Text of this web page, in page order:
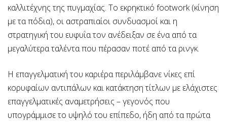
καλλιτέχνης της πυγμαχίας. Το εκρηκτικό footwork (κίνηση
με τα πόδια), οι αστραπιαίοι συνδυασμοί και η
στρατηγική του ευφυΐα τον ανέδειξαν σε ένα από τα
μεγαλύτερα ταλέντα που πέρασαν ποτέ από τα ρινγκ.
Η επαγγελματική του καριέρα περιλάμβανε νίκες επί
κορυφαίων αντιπάλων και κατάκτηση τίτλων με ελάχιστες
επαγγελματικές αναμετρήσεις – γεγονός που
υπογράμμισε το υψηλό του επίπεδο, ήδη από τα πρώτα